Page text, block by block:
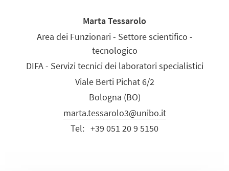
Marta Tessarolo
Area dei Funzionari - Settore scientifico -
tecnologico
DIFA - Servizi tecnici dei laboratori specialistici
Viale Berti Pichat 6/2
Bologna (BO)
marta.tessarolo3@unibo.it
Tel: +39 051 20 9 5150